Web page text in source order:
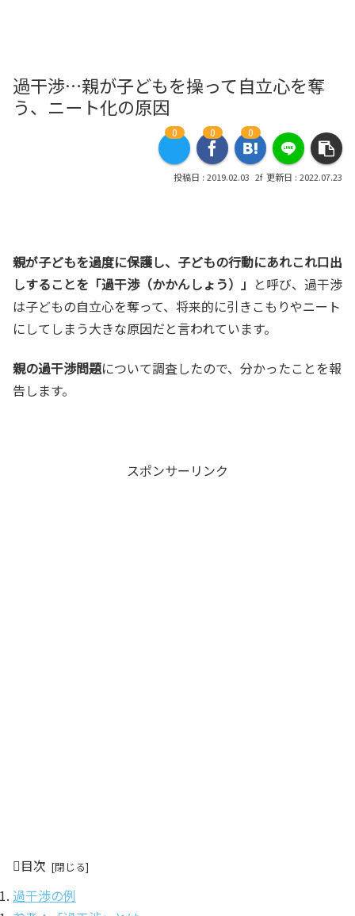
過干渉…親が子どもを操って自立心を奪
う、ニート化の原因
0 0 0
2019.02.03 2022.07.23
親が子どもを過度に保護し、子どもの行動にあれこれ口出
しすることを「過干渉（かかんしょう）」 と呼び、過干渉
は子どもの自立心を奪って、将来的に引きこもりやニート
にしてしまう大きな原因だと言われています。
親の過干渉問題について調査したので、分かったことを報
告します。
スポンサーリンク
目次
過干渉の例